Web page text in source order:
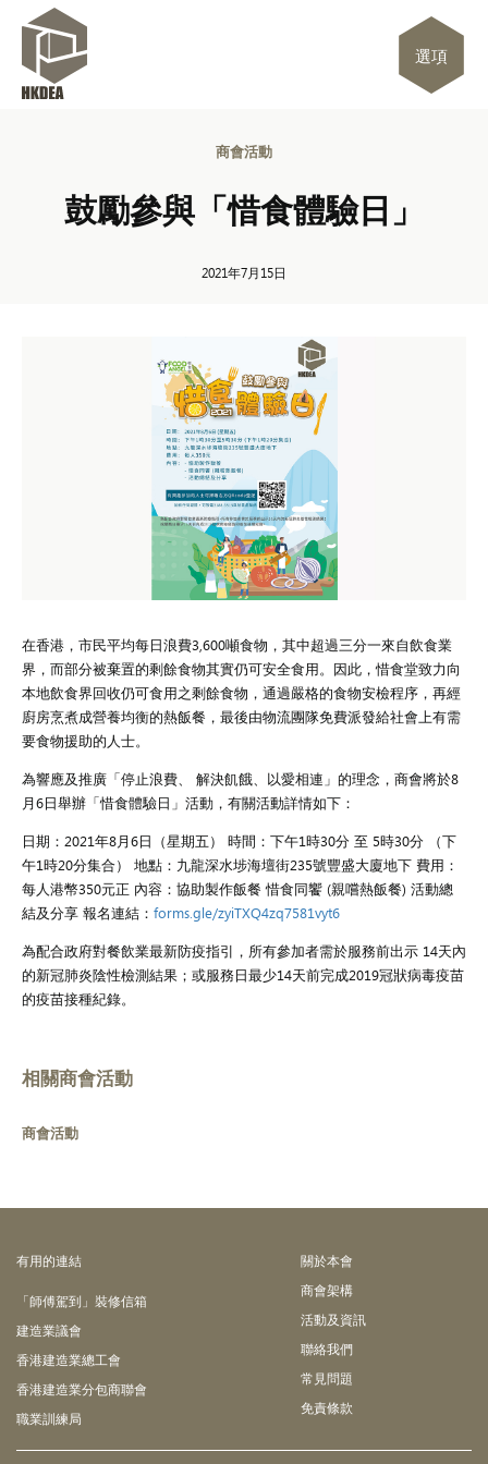
選項
商會活動
鼓勵參與「惜食體驗日」
2021年7月15日
在香港，市民平均每日浪費3,600噸食物，其中超過三分一來自飲食業
界，而部分被棄置的剩餘食物其實仍可安全食用。因此，惜食堂致力向
本地飲食界回收仍可食用之剩餘食物，通過嚴格的食物安檢程序，再經
廚房烹煮成營養均衡的熱飯餐，最後由物流團隊免費派發給社會上有需
要食物援助的人士。
為響應及推廣「停止浪費、 解決飢餓、以愛相連」的理念，商會將於8
月6日舉辦「惜食體驗日」活動，有關活動詳情如下：
日期：2021年8月6日（星期五） 時間：下午1時30分 至 5時30分 （下
午1時20分集合） 地點：九龍深水埗海壇街235號豐盛大廈地下 費用：
每人港幣350元正 內容：協助製作飯餐 惜食同饗 (親嚐熱飯餐) 活動總
結及分享 報名連結： forms.gle/zyiTXQ4zq7581vyt6
為配合政府對餐飲業最新防疫指引，所有參加者需於服務前出示 14天內
的新冠肺炎陰性檢測結果；或服務日最少14天前完成2019冠狀病毒疫苗
的疫苗接種紀錄。
相關商會活動
商會活動
有⽤的連結
「師傅駕到」裝修信箱
建造業議會
香港建造業總工會
香港建造業分包商聯會
職業訓練局
關於本會
商會架構
活動及資訊
聯絡我們
常見問題
免責條款